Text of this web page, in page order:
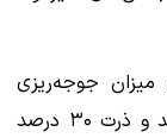
اینکه در دو ماه ابتدایی سال ۱۴۰۵، میزان جوجه‌ریزی
کاهش یافته، کنجاله سویا بیش از ۴۲ درصد و ذرت ۳۰ درصد